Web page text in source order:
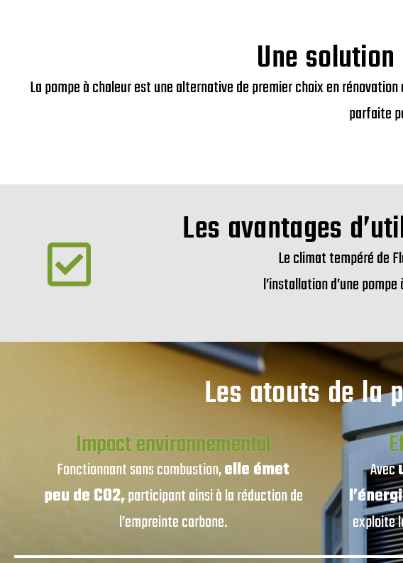
Une
La pompe à chaleur est une alternative de premier choix en
parfaite
Les avantages
Le climat tempéré de
l’installation d’une
Les atouts de la
Impact environnemental
Fonctionnant sans combustion,elle émet
peu de CO2,participant ainsi à la réduction de
l’empreinte carbone.
Avec
exploite